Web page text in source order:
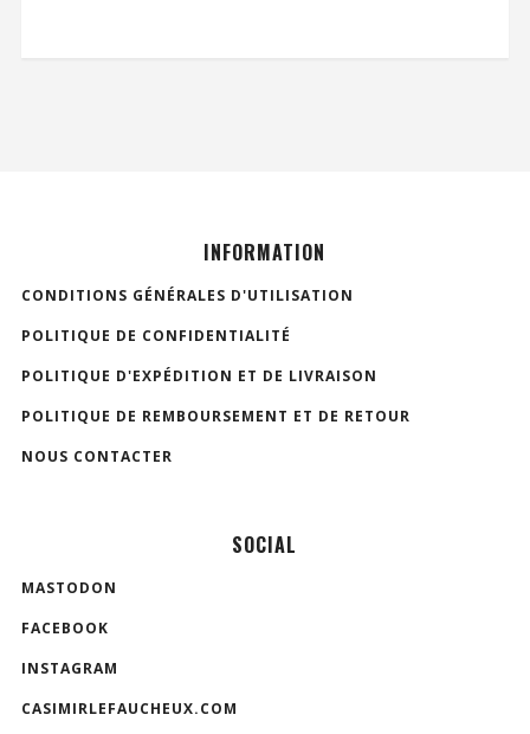
INFORMATION
CONDITIONS GÉNÉRALES D'UTILISATION
POLITIQUE DE CONFIDENTIALITÉ
POLITIQUE D'EXPÉDITION ET DE LIVRAISON
POLITIQUE DE REMBOURSEMENT ET DE RETOUR
NOUS CONTACTER
SOCIAL
MASTODON
FACEBOOK
INSTAGRAM
CASIMIRLEFAUCHEUX.COM